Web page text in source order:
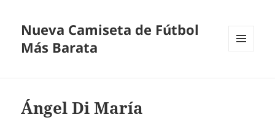
Nueva Camiseta de Fútbol
Más Barata
Ángel Di María